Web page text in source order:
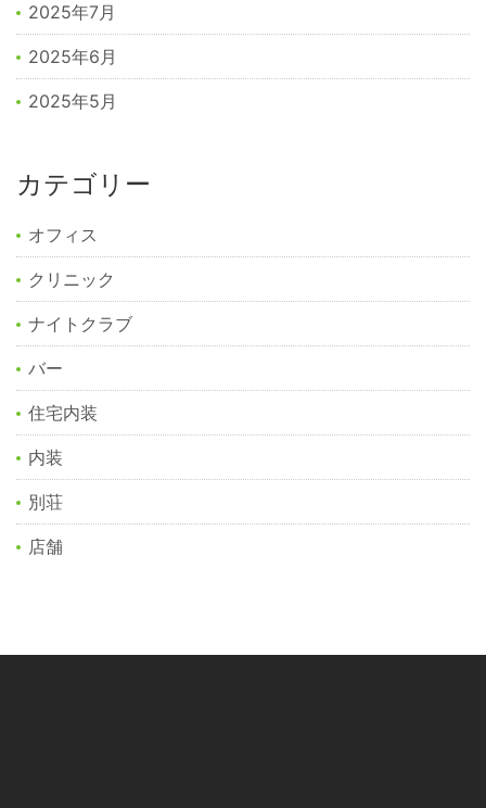
2025年7月
2025年6月
2025年5月
カテゴリー
オフィス
クリニック
ナイトクラブ
バー
住宅内装
内装
別荘
店舗